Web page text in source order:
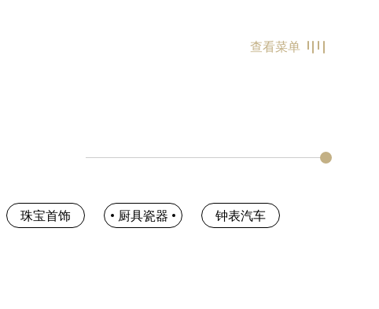
查看菜单
珠宝首饰 厨具瓷器 钟表汽车